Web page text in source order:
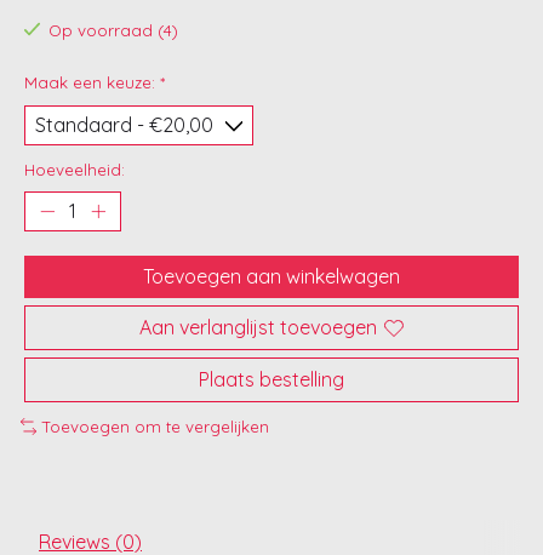
Op voorraad (4)
Maak een keuze: *
Hoeveelheid:
Toevoegen aan winkelwagen
Aan verlanglijst toevoegen
Plaats bestelling
Toevoegen om te vergelijken
Reviews (0)